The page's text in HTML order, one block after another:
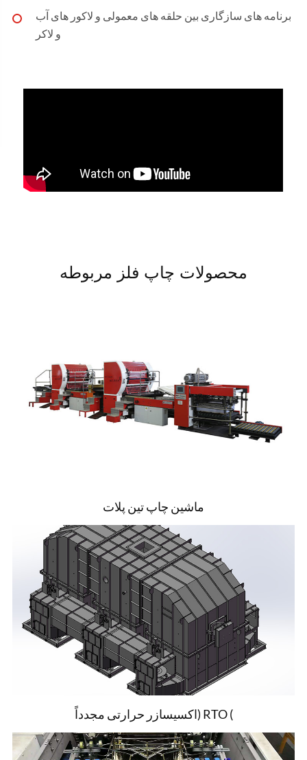
برنامه های سازگاری بین حلقه های معمولی و لاکور های آب
و لاکر
محصولات چاپ فلز مربوطه
ماشین چاپ تین پلات
اکسیسازر حرارتی مجدداً) RTO (